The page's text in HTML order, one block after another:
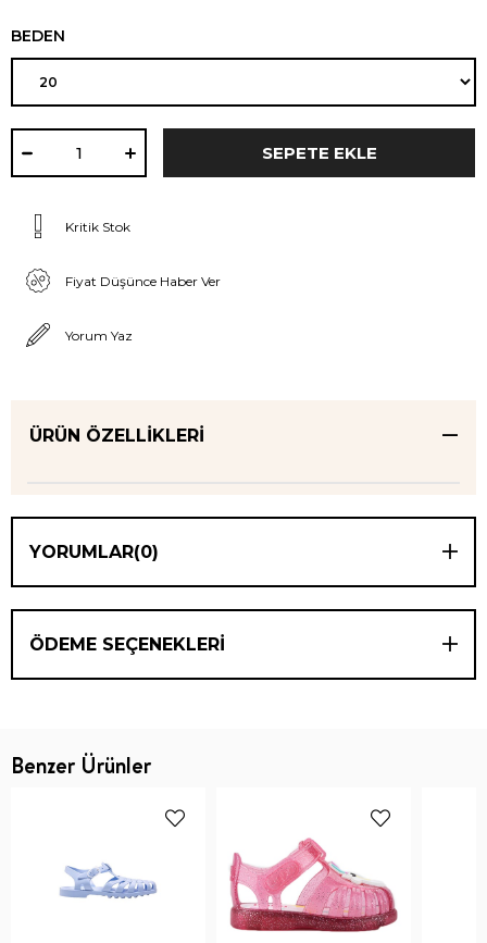
BEDEN
Kritik Stok
Fiyat Düşünce Haber Ver
Yorum Yaz
ÜRÜN ÖZELLIKLERI
YORUMLAR(0)
ÖDEME SEÇENEKLERI
Benzer Ürünler